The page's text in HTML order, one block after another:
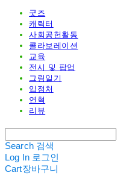
굿즈
캐릭터
사회공헌활동
콜라보레이션
교육
전시 및 팝업
그림일기
입점처
연혁
리뷰
Search 검색
Log In 로그인
Cart장바구니